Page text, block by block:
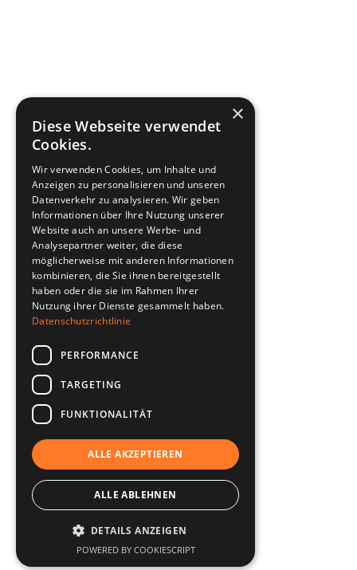
×
Diese Webseite verwendet
Cookies.
Wir verwenden Cookies, um Inhalte und
Anzeigen zu personalisieren und unseren
Datenverkehr zu analysieren. Wir geben
Informationen über Ihre Nutzung unserer
Website auch an unsere Werbe- und
Analysepartner weiter, die diese
möglicherweise mit anderen Informationen
kombinieren, die Sie ihnen bereitgestellt
haben oder die sie im Rahmen Ihrer
Nutzung ihrer Dienste gesammelt haben.
Datenschutzrichtlinie
PERFORMANCE
TARGETING
FUNKTIONALITÄT
ALLE AKZEPTIEREN
ALLE ABLEHNEN
DETAILS ANZEIGEN
POWERED BY COOKIESCRIPT